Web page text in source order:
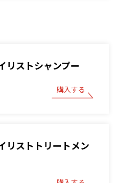
リストシャンプー
購入する
リストトリートメン